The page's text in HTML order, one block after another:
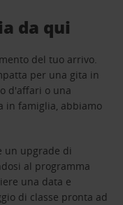
da qui
del tuo arrivo.
per una gita in
d'affari o una
in famiglia, abbiamo
un upgrade di
al programma
una data e
di classe pronta ad